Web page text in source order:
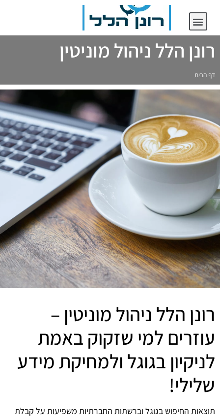
רונן הלל ניהול מוניטין
דף הבית
רונן הלל ניהול מוניטין –
עוזרים למי שזקוק באמת
לניקיון בגוגל ולמחיקת מידע
שלילי!
תוצאות החיפוש בגוגל וברשתות החברתיות משפיעות על קבלת